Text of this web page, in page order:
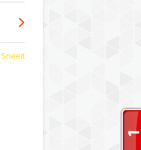
Sneeit